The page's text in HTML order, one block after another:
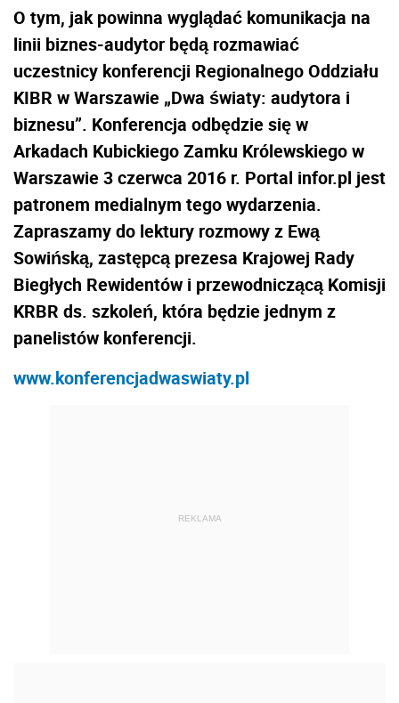
O tym, jak powinna wyglądać komunikacja na
linii biznes-audytor będą rozmawiać
uczestnicy konferencji Regionalnego Oddziału
KIBR w Warszawie „Dwa światy: audytora i
biznesu”. Konferencja odbędzie się w
Arkadach Kubickiego Zamku Królewskiego w
Warszawie 3 czerwca 2016 r. Portal infor.pl jest
patronem medialnym tego wydarzenia.
Zapraszamy do lektury rozmowy z Ewą
Sowińską, zastępcą prezesa Krajowej Rady
Biegłych Rewidentów i przewodniczącą Komisji
KRBR ds. szkoleń, która będzie jednym z
panelistów konferencji.
www.konferencjadwaswiaty.pl
REKLAMA